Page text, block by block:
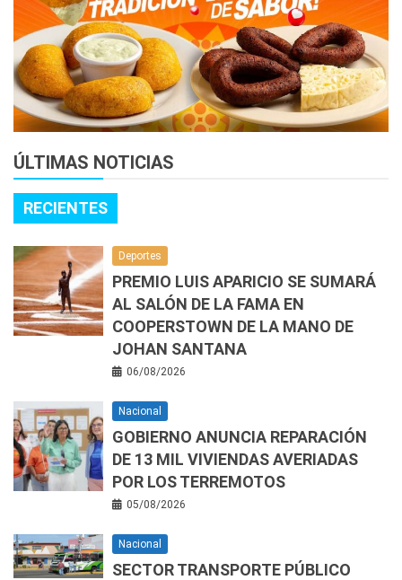
ÚLTIMAS NOTICIAS
RECIENTES
Deportes
PREMIO LUIS APARICIO SE SUMARÁ
AL SALÓN DE LA FAMA EN
COOPERSTOWN DE LA MANO DE
JOHAN SANTANA
06/08/2026
Nacional
GOBIERNO ANUNCIA REPARACIÓN
DE 13 MIL VIVIENDAS AVERIADAS
POR LOS TERREMOTOS
05/08/2026
Nacional
SECTOR TRANSPORTE PÚBLICO